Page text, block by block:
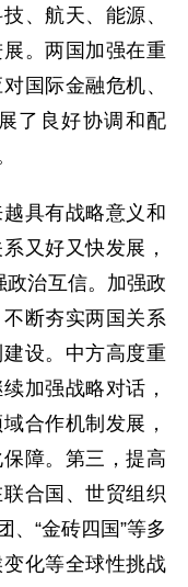
、航天、能源、
。两国加强在重
国际金融危机、
了良好协调和配
具有战略意义和
又好又快发展，
政治互信。加强政
断夯实两国关系
设。中方高度重
加强战略对话，
合作机制发展，
障。第三，提高
合国、世贸组织
、“金砖四国”等多
化等全球性挑战